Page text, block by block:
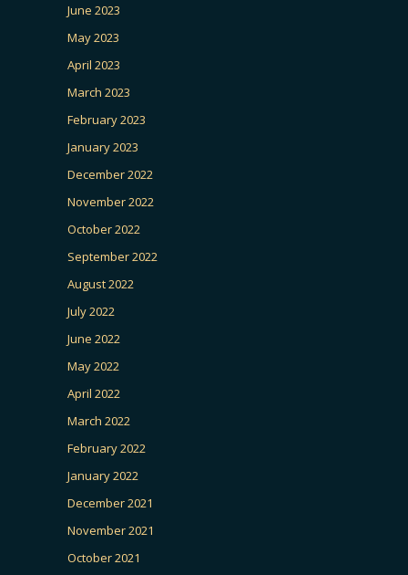
June 2023
May 2023
April 2023
March 2023
February 2023
January 2023
December 2022
November 2022
October 2022
September 2022
August 2022
July 2022
June 2022
May 2022
April 2022
March 2022
February 2022
January 2022
December 2021
November 2021
October 2021